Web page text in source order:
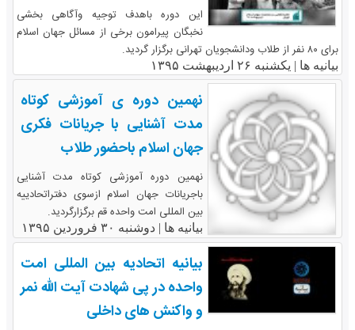
این دوره باهدف توجیه وآگاهی بخشی
نخبگان پیرامون برخی از مسائل جهان اسلام
برای ۸۰ نفر از طلاب ودانشجویان تهرانی برگزار گردید.
بیانیه ها | یکشنبه ۲۶ اردیبهشت ۱۳۹۵
نهمین دوره ی آموزشی کوتاه
مدت آشنایی با جریانات فکری
جهان اسلام باحضور طلاب
نهمین دوره آموزشی کوتاه مدت آشنایی
باجریانات جهان اسلام ازسوی دفتراتحادییه
بین المللی امت واحده قم برگزارگردید.
بیانیه ها |دوشنبه ۳۰ فروردین ۱۳۹۵
بیانیه اتحادیه بین المللی امت
واحده در پی شهادت آیت الله نمر
و واکنش های داخلی